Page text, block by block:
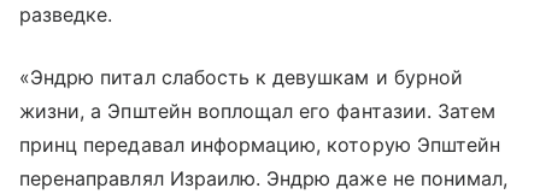
разведке.
«Эндрю питал слабость к девушкам и бурной
жизни, а Эпштейн воплощал его фантазии. Затем
принц передавал информацию, которую Эпштейн
перенаправлял Израилю. Эндрю даже не понимал,